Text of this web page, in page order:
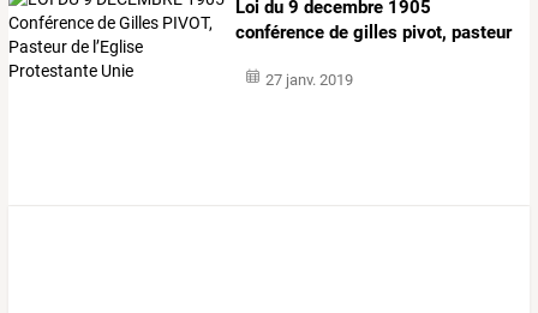
Loi du 9 decembre 1905
conférence de gilles pivot, pasteur
27 janv. 2019